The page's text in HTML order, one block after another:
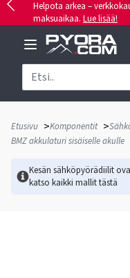
Helpota arkea –
maksuaikaa. Lue lisää!
Etusivu >Komponentit >
BMZ akkulaturi sisäiselle akulle
Kesän sähköpyörädiilit
katso kaikki mallittästä